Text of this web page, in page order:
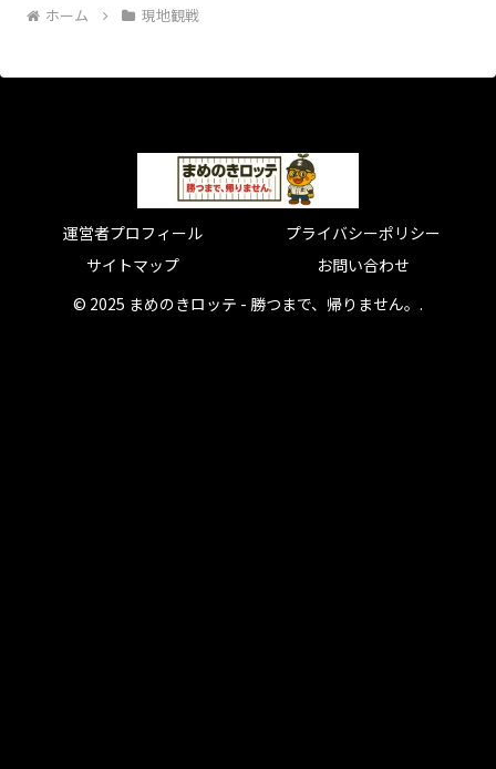
ホーム 現地観戦
運営者プロフィール
プライバシーポリシー
サイトマップ
お問い合わせ
© 2025 まめのきロッテ - 勝つまで、帰りません。.